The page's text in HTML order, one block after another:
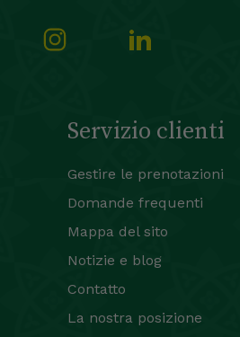
Servizio clienti
Gestire le prenotazioni
Domande frequenti
Mappa del sito
Notizie e blog
Contatto
La nostra posizione